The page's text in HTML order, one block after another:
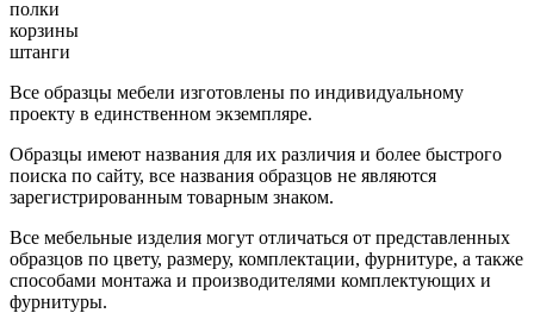
полки
корзины
штанги
Все образцы мебели изготовлены по индивидуальному
проекту в единственном экземпляре.
Образцы имеют названия для их различия и более быстрого
поиска по сайту, все названия образцов не являются
зарегистрированным товарным знаком.
Все мебельные изделия могут отличаться от представленных
образцов по цвету, размеру, комплектации, фурнитуре, а также
способами монтажа и производителями комплектующих и
фурнитуры.